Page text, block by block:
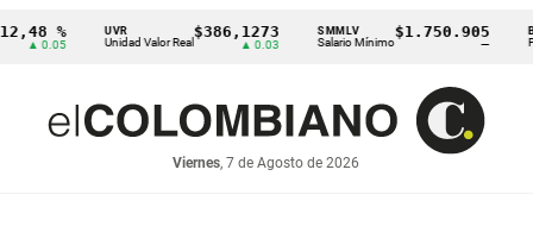
UVR
Unidad Valor Real
$386,1273
▲ 0.03
SMMLV
Salario Mínimo
$1.750.905 BRENT
Petróleo
Viernes, 7 de Agosto de 2026